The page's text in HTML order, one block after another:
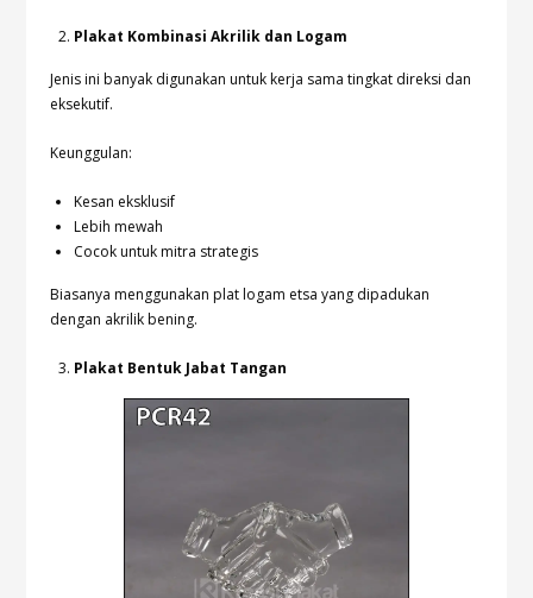
Plakat Kombinasi Akrilik dan Logam
Jenis ini banyak digunakan untuk kerja sama tingkat direksi dan
eksekutif.
Keunggulan:
Kesan eksklusif
Lebih mewah
Cocok untuk mitra strategis
Biasanya menggunakan plat logam etsa yang dipadukan
dengan akrilik bening.
Plakat Bentuk Jabat Tangan